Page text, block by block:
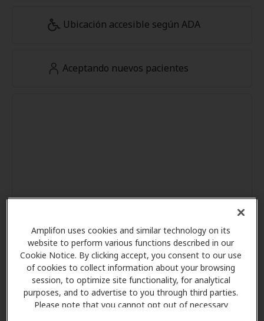
Amplifon uses cookies and similar technology on its
website to perform various functions described in our
Cookie Notice. By clicking accept, you consent to our use
of cookies to collect information about your browsing
session, to optimize site functionality, for analytical
purposes, and to advertise to you through third parties.
Please note that you cannot opt out of necessary
Ubicación accesible según ADA
Aceptando nuevos pacientes